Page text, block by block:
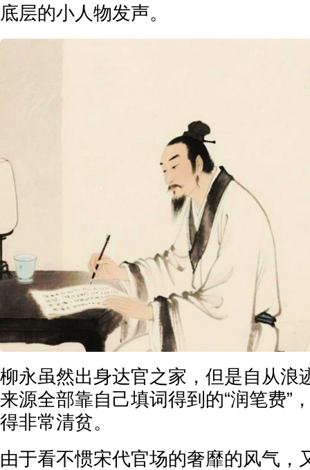
底层的小人物发声。
柳永虽然出身达官之家，但是自从浪
来源全部靠自己填词得到的“润笔费”
得非常清贫。
由于看不惯宋代官场的奢靡的风气，